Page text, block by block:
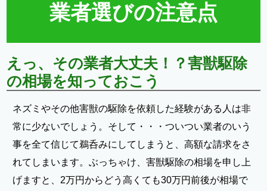
業者選びの注意点
えっ、その業者大丈夫！？害獣駆除
の相場を知っておこう
ネズミやその他害獣の駆除を依頼した経験がある人は非
常に少ないでしょう。そして・・・ついつい業者のいう
事を全て信じて鵜呑みにしてしまうと、高額な請求をさ
れてしまいます。ぶっちゃけ、害獣駆除の相場を申し上
げますと、2万円からどう高くても30万円前後が相場で